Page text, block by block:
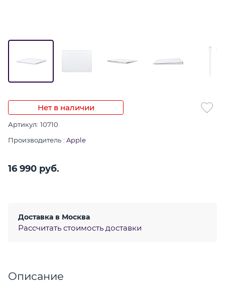
Нет в наличии
Артикул: 10710
Производитель : Apple
16 990 руб.
Доставка в Москва
Рассчитать стоимость доставки
Описание